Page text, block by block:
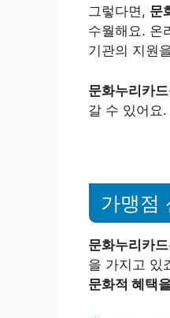
그렇다면, 문
수월해요. 온
기관의 지원
문화누리카
갈 수 있어요.
가맹점
문화누리카
을 가지고 있
문화적 혜택